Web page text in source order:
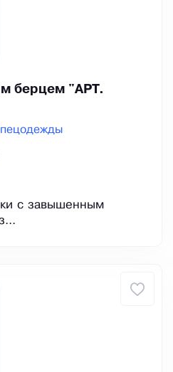
берцем "АРТ.
с завышенным